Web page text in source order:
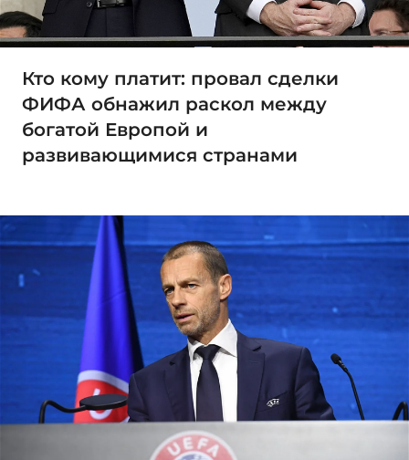
Кто кому платит: провал сделки
ФИФА обнажил раскол между
богатой Европой и
развивающимися странами